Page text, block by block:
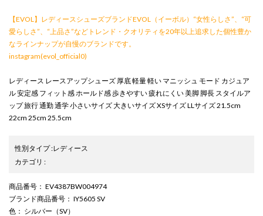
【EVOL】レディースシューズブランドEVOL（イーボル）“女性らしさ”、“可
愛らしさ”、“上品さ”などトレンド・クオリティを20年以上追求した個性豊か
なラインナップが自慢のブランドです。
instagram(evol_official0)
レディース レースアップシューズ 厚底 軽量 軽い マニッシュ モード カジュア
ル 安定感 フィット感 ホールド感 歩きやすい 疲れにくい 美脚 脚長 スタイルア
ップ 旅行 通勤 通学 小さいサイズ 大きいサイズ XSサイズ LLサイズ 21.5cm
22cm 25cm 25.5cm
性別タイプ:レディース
カテゴリ :
商品番号 ： EV4387BW004974
ブランド商品番号 ： IY5605 SV
色 ： シルバー（SV）